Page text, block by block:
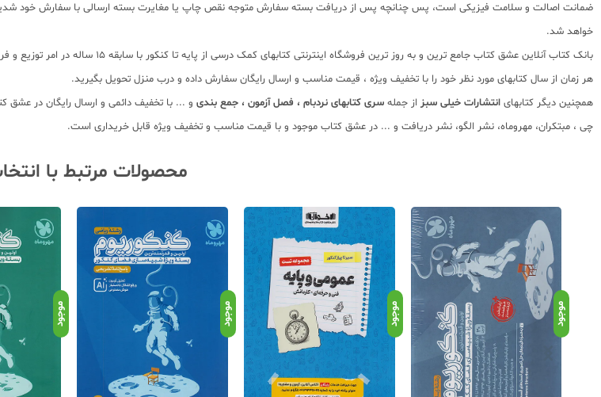
ضمانت اصالت و سلامت فیزیکی است، پس چنانچه پس از دریافت بسته سفارش متوجه نقص چاپ یا مغایرت بسته ارسالی با سفارش خود
خواهد شد.
بانک کتاب آنلاین عشق کتاب جامع ترین و
هر زمان از سال کتابهای مورد نظر خود را با تخفیف ویژه ، قیمت مناسب و ارسال رایگان سفارش داده و درب منزل تحویل بگیرید.
همچنین دیگر کتابهای انتشارات خیلی سبز از جمله سری کتابهای نردبام ، فصل آزمون ، جمع بندی و ... با تخفیف دائمی و ارسال رایگان در عشق
چی ، مبتکران، مهروماه، نشر الگو، نشر دریافت و ... در عشق کتاب موجود و با قیمت مناسب و تخفیف ویژه قابل خریداری است.
محصولات مرتبط با
موجود موجود موجود موجود